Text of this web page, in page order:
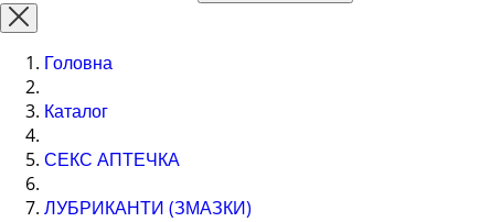
Головна
Каталог
СЕКС АПТЕЧКА
ЛУБРИКАНТИ (ЗМАЗКИ)